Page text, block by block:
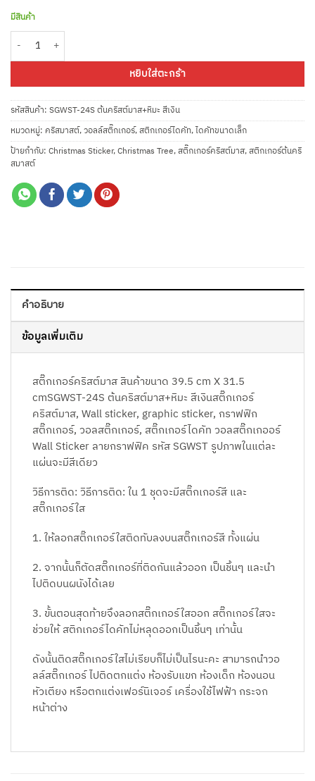
มีสินค้า
หยิบใส่ตะกร้า
รหัสสินค้า: SGWST-24S ต้นคริสต์มาส+หิมะ สีเงิน
หมวดหมู่: คริสมาสต์,วอลล์สติ๊กเกอร์,สติกเกอร์ไดคัท,ไดคัทขนาดเล็ก
ป้ายกำกับ: Christmas Sticker,Christmas Tree,สติ๊กเกอร์คริสต์มาส,สติกเกอร์ต้นคริ
สมาสต์
คำอธิบาย
ข้อมูลเพิ่มเติม
สติ๊กเกอร์คริสต์มาส สินค้าขนาด 39.5 cm X 31.5
cmSGWST-24S ต้นคริสต์มาส+หิมะ สีเงินสติ๊กเกอร์
คริสต์มาส, Wall sticker, graphic sticker, กราฟฟิก
สติ๊กเกอร์, วอลสติ๊กเกอร์, สติ๊กเกอร์ไดคัท วอลสติ๊กเกออร์
Wall Sticker ลายกราฟฟิค รหัส SGWST รูปภาพในแต่ละ
แผ่นจะมีสีเดียว
วิธีการติด: วิธีการติด: ใน 1 ชุดจะมีสติ๊กเกอร์สี และ
สติ๊กเกอร์ใส
1. ให้ลอกสติ๊กเกอร์ใสติดทับลงบนสติ๊กเกอร์สี ทั้งแผ่น
2. จากนั้นก็ตัดสติ๊กเกอร์ที่ติดกันแล้วออก เป็นชิ้นๆ และนำ
ไปติดบนผนังได้เลย
3. ขั้นตอนสุดท้ายจึงลอกสติ๊กเกอร์ใสออก สติ๊กเกอร์ใสจะ
ช่วยให้ สติกเกอร์ไดคัทไม่หลุดออกเป็นชิ้นๆ เท่านั้น
ดังนั้นติดสติ๊กเกอร์ใสไม่เรียบก็ไม่เป็นไรนะคะ สามารถนำวอ
ลล์สติ๊กเกอร์ ไปติดตกแต่ง ห้องรับแขก ห้องเด็ก ห้องนอน
หัวเตียง หรือตกแต่งเฟอร์นิเจอร์ เครื่องใช้ไฟฟ้า กระจก
หน้าต่าง